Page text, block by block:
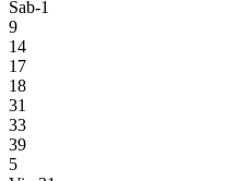
Sab-1
9
14
17
18
31
33
39
5